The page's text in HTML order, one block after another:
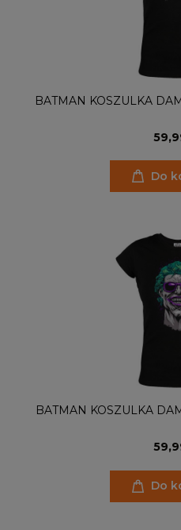
BATMAN KOSZULKA
Do
BATMAN KOSZULKA
Do